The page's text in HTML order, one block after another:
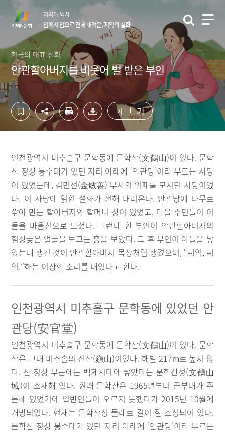
역
바
가
기
바
로
기
지역과 역사
입에서 입으로 전해 내려온, 지역의 설화
한국의 대표 신화
안관할아버지를 비웃어 벌 받은 부인
가 가
인천광역시 미추홀구 문학동에 문학산(文鶴山)이 있다. 문학
산 정상 봉수대가 있던 자리 아래에 ‘안관당’이라 부르는 사당
이 있었는데, 김민선(金敏善) 부사의 위패를 모시던 사당이었
다. 이 사당에 얽힌 설화가 전해 내려온다. 안관당에 나무로
깎아 만든 할아버지와 할머니 상이 있었고, 마을 주민들이 이
들을 마을신으로 모셨다. 그런데 한 부인이 안관할아버지의
험상궂은 얼굴을 보고는 흉을 보았다. 그 후 부인이 아들을 낳
았는데 생긴 것이 안관할아버지 목상처럼 생겼으며, “씨익, 씨
익.”하는 이상한 소리를 내었다고 한다.
인천광역시 미추홀구 문학동에 있었던 안
관당(安官堂)
인천광역시 미추홀구 문학동에 문학산(文鶴山)이 있다. 문학
산은 고대 미추홀의 진산(鎭山)이었다. 해발 217m로 높지 않
다. 산 정상 부근에는 백제시대에 쌓았다는 문학산성(文鶴山
城)이 소재해 있다. 원래 문학산은 1965년부터 군부대가 주
둔해 있었기에 일반인들이 오르지 못했다가 2015년 10월에
개방되었다. 현재는 문학산성 둘레로 길이 잘 조성되어 있다.
문학산 정상 봉수대가 있던 자리 아래에 ‘안관당’이라 부르는